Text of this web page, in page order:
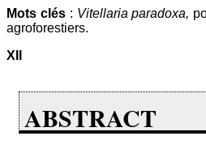
Mots clés : Vitellaria paradoxa,
agroforestiers.
XII
ABSTRACT